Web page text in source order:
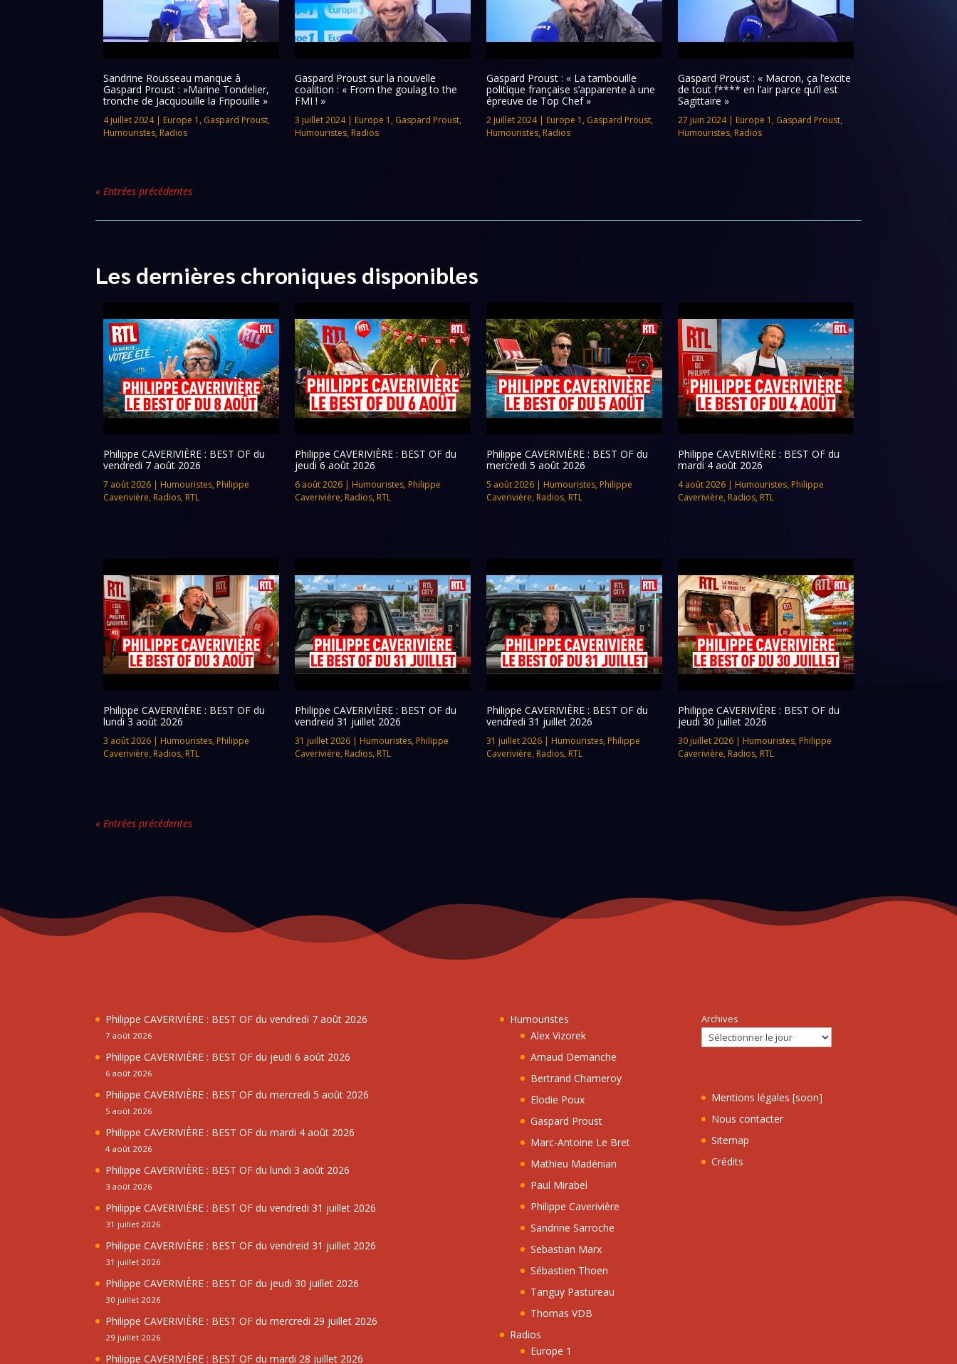
Sandrine Rousseau manque à
Gaspard Proust : »Marine Tondelier,
tronche de Jacquouille la Fripouille »
4 juillet 2024| Europe 1 , Gaspard Proust,
Humouristes, Radios
Gaspard Proust sur la nouvelle
coalition : « From the goulag to the
FMI ! »
3 juillet 2024| Europe 1 , Gaspard Proust,
Humouristes, Radios
Gaspard Proust : « La tambouille
politique française s’apparente à une
épreuve de Top Chef »
2 juillet 2024| Europe 1 , Gaspard Proust,
Humouristes, Radios
Gaspard Proust : « Macron, ça l’excite
de tout f**** en l’air parce qu’il est
Sagittaire »
27 juin 2024| Europe 1 , Gaspard Proust,
Humouristes, Radios
« Entrées précédentes
Les dernières chroniques disponibles
Philippe CAVERIVIÈRE : BEST OF du
vendredi 7 août 2026
7 août 2026 | Humouristes, Philippe
Caverivière, Radios, RTL
Philippe CAVERIVIÈRE : BEST OF du
jeudi 6 août 2026
6 août 2026| Humouristes, Philippe
Caverivière, Radios, RTL
Philippe CAVERIVIÈRE : BEST OF du
mercredi 5 août 2026
5 août 2026| Humouristes, Philippe
Caverivière, Radios, RTL
Philippe CAVERIVIÈRE : BEST OF du
mardi 4 août 2026
4 août 2026| Humouristes, Philippe
Caverivière, Radios, RTL
Philippe CAVERIVIÈRE : BEST OF du
lundi 3 août 2026
3 août 2026 | Humouristes, Philippe
Caverivière, Radios, RTL
Philippe CAVERIVIÈRE : BEST OF du
vendreid 31 juillet 2026
31 juillet 2026| Humouristes, Philippe
Caverivière, Radios, RTL
Philippe CAVERIVIÈRE : BEST OF du
vendredi 31 juillet 2026
31 juillet 2026| Humouristes, Philippe
Caverivière, Radios, RTL
Philippe CAVERIVIÈRE : BEST OF du
jeudi 30 juillet 2026
30 juillet 2026| Humouristes, Philippe
Caverivière, Radios, RTL
« Entrées précédentes
Philippe CAVERIVIÈRE : BEST OF du vendredi 7 août 2026
7 août 2026
Philippe CAVERIVIÈRE : BEST OF du jeudi 6 août 2026
6 août 2026
Philippe CAVERIVIÈRE : BEST OF du mercredi 5 août 2026
5 août 2026
Philippe CAVERIVIÈRE : BEST OF du mardi 4 août 2026
4 août 2026
Philippe CAVERIVIÈRE : BEST OF du lundi 3 août 2026
3 août 2026
Philippe CAVERIVIÈRE : BEST OF du vendredi 31 juillet 2026
31 juillet 2026
Philippe CAVERIVIÈRE : BEST OF du vendreid 31 juillet 2026
31 juillet 2026
Philippe CAVERIVIÈRE : BEST OF du jeudi 30 juillet 2026
30 juillet 2026
Philippe CAVERIVIÈRE : BEST OF du mercredi 29 juillet 2026
29 juillet 2026
Philippe CAVERIVIÈRE : BEST OF du mardi 28 juillet 2026
Humouristes
Alex Vizorek
Arnaud Demanche
Bertrand Chameroy
Elodie Poux
Gaspard Proust
Marc-Antoine Le Bret
Mathieu Madénian
Paul Mirabel
Philippe Caverivière
Sandrine Sarroche
Sebastian Marx
Sébastien Thoen
Tanguy Pastureau
Thomas VDB
Radios
Europe 1
Archives
Mentions légales [soon]
Nous contacter
Sitemap
Crédits